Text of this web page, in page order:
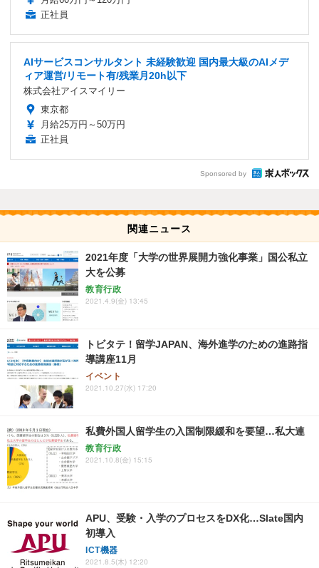
正社員
AIサービスコンサルタント 未経験歓迎 国内最大級のAIメデ
ィア運営/リモート有/残業月20h以下
株式会社アイスマイリー
東京都
月給25万円～50万円
正社員
Sponsored by
関連ニュース
2021年度「大学の世界展開力強化事業」国公私立
大を公募
教育行政
2021.4.9(金) 13:45
トビタテ！留学JAPAN、海外進学のための進路指
導講座11月
イベント
2021.10.27(水) 17:20
私費外国人留学生の入国制限緩和を要望…私大連
教育行政
2021.10.8(金) 15:15
APU、受験・入学のプロセスをDX化…Slate国内
初導入
ICT機器
2021.8.5(木) 12:20